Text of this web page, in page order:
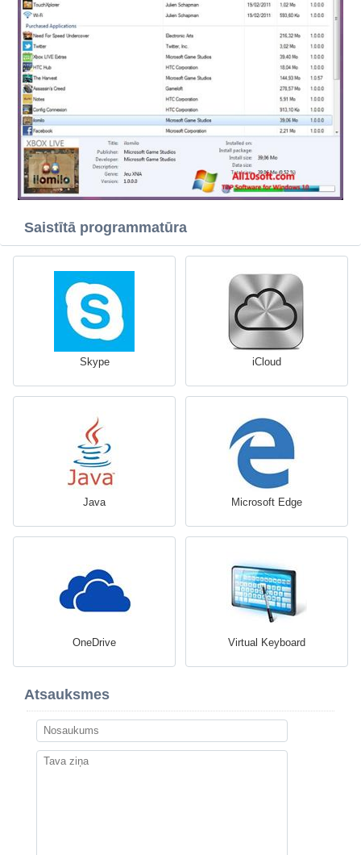
Saistītā programmatūra
Skype iCloud
Java Microsoft Edge
OneDrive Virtual Keyboard
Atsauksmes